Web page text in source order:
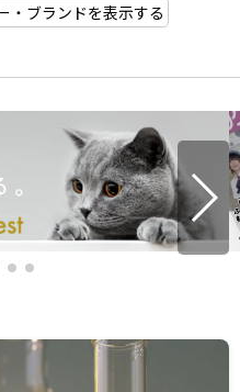
・ブランドを表示する